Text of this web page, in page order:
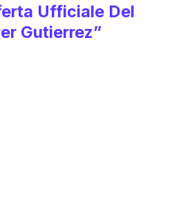
Ufficiale Del
Gutierrez”